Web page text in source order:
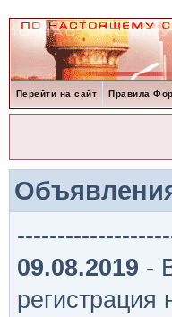
Перейти на сайт Правила
09.08.2019 -